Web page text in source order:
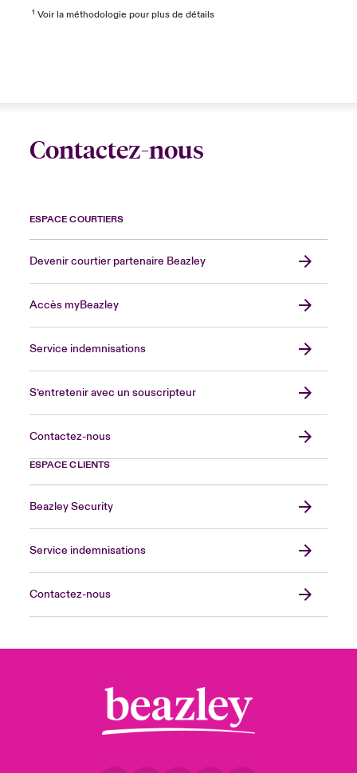
¹ Voir la méthodologie pour plus de détails
Contactez-nous
ESPACE COURTIERS
Devenir courtier partenaire Beazley
Accès myBeazley
Service indemnisations
S’entretenir avec un souscripteur
Contactez-nous
ESPACE CLIENTS
Beazley Security
Service indemnisations
Contactez-nous